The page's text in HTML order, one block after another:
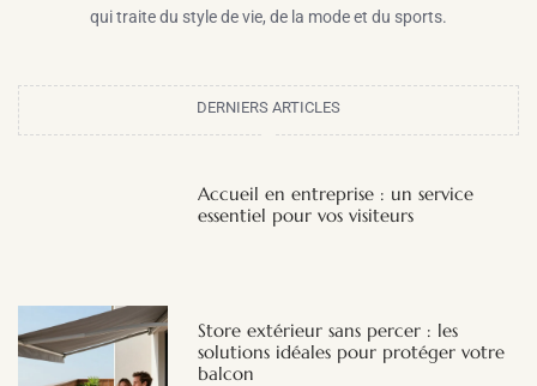
qui traite du style de vie, de la mode et du sports.
DERNIERS ARTICLES
Accueil en entreprise : un service
essentiel pour vos visiteurs
Store extérieur sans percer : les
solutions idéales pour protéger votre
balcon